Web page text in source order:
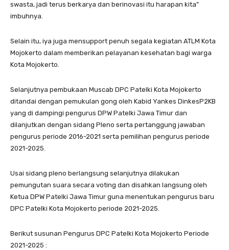
swasta, jadi terus berkarya dan berinovasi itu harapan kita”
imbuhnya.
Selain itu, iya juga mensupport penuh segala kegiatan ATLM Kota
Mojokerto dalam memberikan pelayanan kesehatan bagi warga
Kota Mojokerto.
Selanjutnya pembukaan Muscab DPC Patelki Kota Mojokerto
ditandai dengan pemukulan gong oleh Kabid Yankes DinkesP2KB
yang di dampingi pengurus DPW Patelki Jawa Timur dan
dilanjutkan dengan sidang Pleno serta pertanggung jawaban
pengurus periode 2016-2021 serta pemilihan pengurus periode
2021-2025.
Usai sidang pleno berlangsung selanjutnya dilakukan
pemungutan suara secara voting dan disahkan langsung oleh
Ketua DPW Patelki Jawa Timur guna menentukan pengurus baru
DPC Patelki Kota Mojokerto periode 2021-2025.
Berikut susunan Pengurus DPC Patelki Kota Mojokerto Periode
2021-2025 :